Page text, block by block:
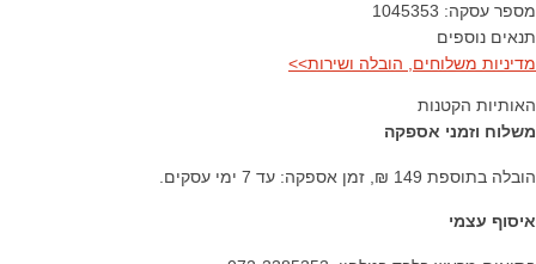
מספר עסקה: 1045353
תנאים נוספים
מדיניות משלוחים, הובלה ושירות>>
האותיות הקטנות
משלוח וזמני אספקה
הובלה בתוספת 149 ₪, זמן אספקה: עד 7 ימי עסקים.
איסוף עצמי